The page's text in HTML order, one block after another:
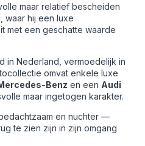
maar relatief bescheiden
waar hij een luxe
met een geschatte waarde
in Nederland, vermoedelijk in
omvat enkele luxe
Benz en een Audi
maar ingetogen karakter.
en nuchter —
te zien zijn in zijn omgang